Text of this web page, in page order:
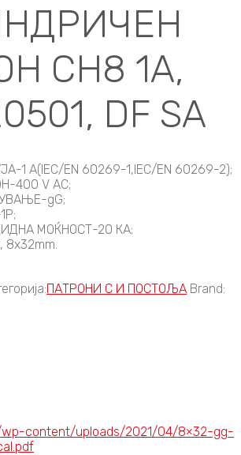
CH8 1A,
DF SA
1 A(IEC/EN 60269-1,IEC/EN 60269-2);
400 V AC;
gG;
МОЌНОСТ-20 КА;
ПАТРОНИ C И ПОСТОЉА Brand:
content/uploads/2021/04/8×32-gg-